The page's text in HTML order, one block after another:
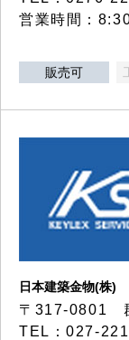
営業時間：
販売可
日本建築金物(株)
〒317‐0801
TEL：027-